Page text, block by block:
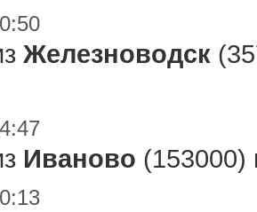
Железноводск
Иваново